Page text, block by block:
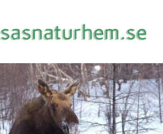
OCH INTRESSANT FAKTA
OM VÅR OMVÄRLD